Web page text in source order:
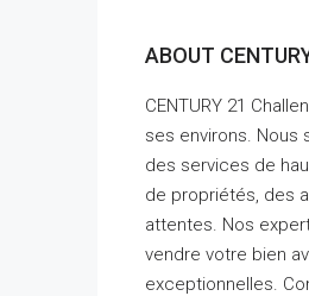
ABOUT
CENTURY 21
ses environs. Nous
des services de
de propriétés, des
attentes. Nos
vendre votre bien
exceptionnelles.